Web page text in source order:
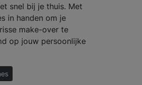
snel bij je thuis. Met
in handen om je
make-over te
op jouw persoonlijke